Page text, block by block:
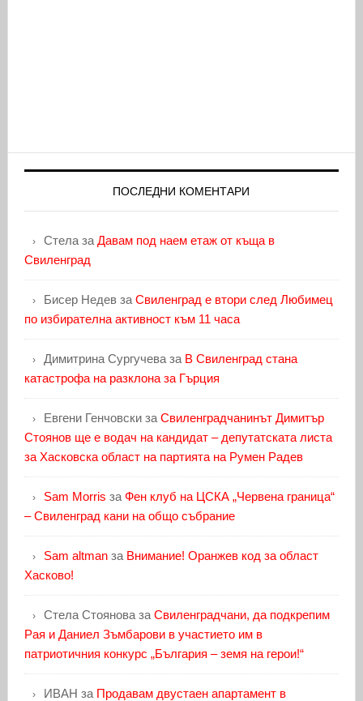
ПОСЛЕДНИ КОМЕНТАРИ
Стелаза Давам под наем етаж от къща в
Свиленград
Бисер Недевза Свиленград е втори след Любимец
по избирателна активност към 11 часа
Димитрина Сургучеваза В Свиленград стана
катастрофа на разклона за Гърция
Евгени Генчовскиза Свиленградчанинът Димитър
Стоянов ще е водач на кандидат – депутатската листа
за Хасковска област на партията на Румен Радев
Sam Morris за Фен клуб на ЦСКА „Червена граница“
– Свиленград кани на общо събрание
Sam altmanза Внимание! Оранжев код за област
Хасково!
Стела Стояноваза Свиленградчани, да подкрепим
Рая и Даниел Зъмбарови в участието им в
патриотичния конкурс „България – земя на герои!“
ИВАН за Продавам двустаен апартамент в